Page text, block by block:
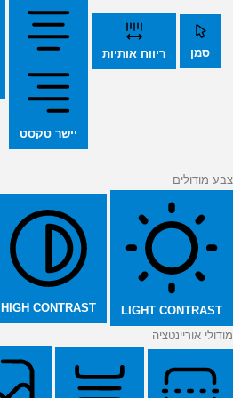
סמן ריווח אותיות
יישר טקסט
צבע מודולים
LIGHT CONTRAST
HIGH CONTRAST
מודולי אוריינטציה